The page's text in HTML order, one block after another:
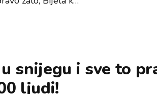
snijegu i sve to
ljudi!